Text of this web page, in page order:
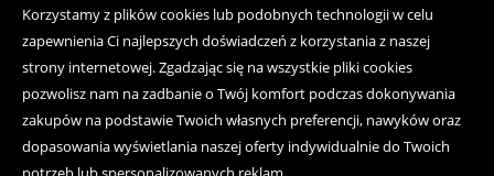
Korzystamy z plików cookies lub podobnych technologii w celu
zapewnienia Ci najlepszych doświadczeń z korzystania z naszej
strony internetowej. Zgadzając się na wszystkie pliki cookies
pozwolisz nam na zadbanie o Twój komfort podczas dokonywania
zakupów na podstawie Twoich własnych preferencji, nawyków oraz
dopasowania wyświetlania naszej oferty indywidualnie do Twoich
Zakup produktów on-line
Aplikacja mobilna
Regulaminy